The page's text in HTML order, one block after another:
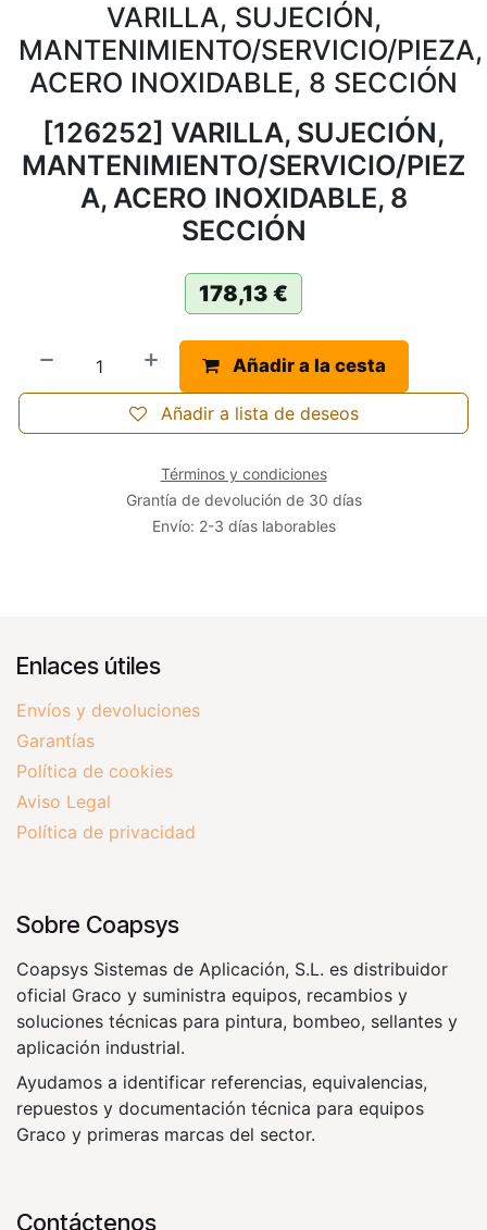
VARILLA, SUJECIÓN,
MANTENIMIENTO/SERVICIO/PIEZA,
ACERO INOXIDABLE, 8 SECCIÓN
[126252] VARILLA, SUJECIÓN,
MANTENIMIENTO/SERVICIO/PIEZ
A, ACERO INOXIDABLE, 8
SECCIÓN
178,13 €
Añadir a la cesta
Añadir a lista de deseos
Términos y condiciones
Grantía de devolución de 30 días
Envío: 2-3 días laborables
Enlaces útiles
Envíos y devoluciones
Garantías
Política de cookies
Aviso Legal
Política de privacidad
Sobre Coapsys
Coapsys Sistemas de Aplicación, S.L. es distribuidor
oficial Graco y suministra equipos, recambios y
soluciones técnicas para pintura, bombeo, sellantes y
aplicación industrial.
Ayudamos a identificar referencias, equivalencias,
repuestos y documentación técnica para equipos
Graco y primeras marcas del sector.
Contáctenos